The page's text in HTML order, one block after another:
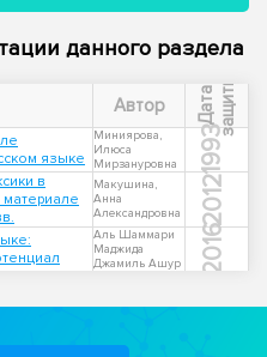
данного раздела
Автор Д
а
т
а
з
а
щ
и
т ы
языке
Миниярова,
Илюса
Мирзануровна
1993
в
материале
Макушина,
Анна
Александровна
2012
Аль Шаммари
Маджида
Джамиль Ашур
2016